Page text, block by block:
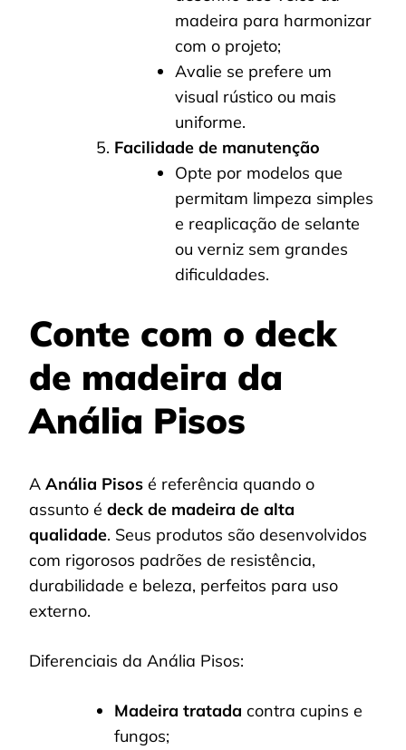
madeira para harmonizar
com o projeto;
Avalie se prefere um
visual rústico ou mais
uniforme.
Facilidade de manutenção
Opte por modelos que
permitam limpeza simples
e reaplicação de selante
ou verniz sem grandes
dificuldades.
Conte com o deck
de madeira da
Anália Pisos
A Anália Pisos é referência quando o
assunto é deck de madeira de alta
qualidade. Seus produtos são desenvolvidos
com rigorosos padrões de resistência,
durabilidade e beleza, perfeitos para uso
externo.
Diferenciais da Anália Pisos:
Madeira tratada contra cupins e
fungos;